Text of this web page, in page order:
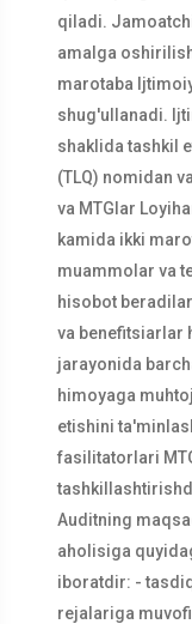
qiladi.
amalga
marotaba
shug'ullanadi.
shaklida tashkil
(TLQ) nomidan
va MTGlar
kamida ikki
muammolar va
hisobot
va benefitsiarlar
jarayonida
himoyaga
etishini
fasilitatorlari
Auditning
aholisiga
iboratdir: -
rejalariga